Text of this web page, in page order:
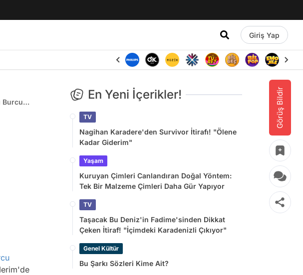
Giriş Yap
Görüş Bildir
Burcu
En Yeni İçerikler!
TV
Nagihan Karadere'den Survivor İtirafı! "Ölene
Kadar Giderim"
Yaşam
Kuruyan Çimleri Canlandıran Doğal Yöntem:
Tek Bir Malzeme Çimleri Daha Gür Yapıyor
TV
Taşacak Bu Deniz'in Fadime'sinden Dikkat
Çeken İtiraf! "İçimdeki Karadenizli Çıkıyor"
Genel Kültür
Bu Şarkı Sözleri Kime Ait?